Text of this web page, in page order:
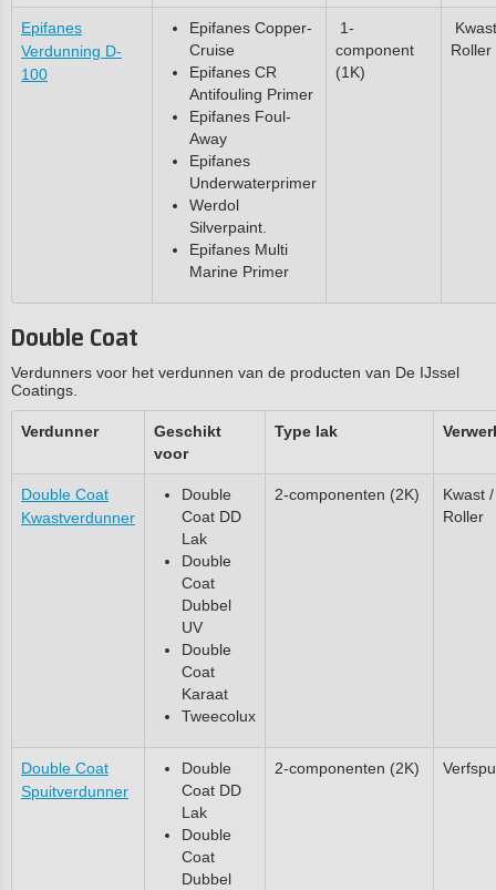
Epifanes
Verdunning D-
100
Epifanes Copper-
Cruise
Epifanes CR
Antifouling Primer
Epifanes Foul-
Away
Epifanes
Underwaterprimer
Werdol
Silverpaint.
Epifanes Multi
Marine Primer
1-
component
(1K)
Roller
Double Coat
Verdunners voor het verdunnen van de producten van De IJssel
Coatings.
Verdunner
Geschikt
voor
Type lak
Double Coat
Kwastverdunner
Double
Coat DD
Lak
Double
Coat
Dubbel
UV
Double
Coat
Karaat
Tweecolux
2-componenten (2K)
Kwast /
Roller
Double Coat
Spuitverdunner
Double
Coat DD
Lak
Double
Coat
Dubbel
2-componenten (2K)